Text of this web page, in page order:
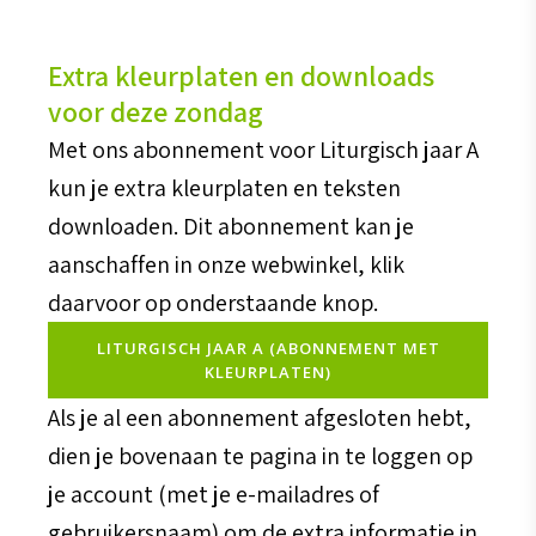
Extra kleurplaten en downloads
voor deze zondag
Met ons abonnement voor Liturgisch jaar A
kun je extra kleurplaten en teksten
downloaden. Dit abonnement kan je
aanschaffen in onze webwinkel, klik
daarvoor op onderstaande knop.
LITURGISCH JAAR A (ABONNEMENT MET
KLEURPLATEN)
Als je al een abonnement afgesloten hebt,
dien je bovenaan te pagina in te loggen op
je account (met je e-mailadres of